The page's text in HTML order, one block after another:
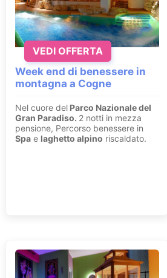
Week end di benessere in
montagna a Cogne
Nel cuore del Parco Nazionale del
Gran Paradiso. 2 notti in mezza
pensione, Percorso benessere in
Spa e laghetto alpino riscaldato.
VEDI OFFERTA